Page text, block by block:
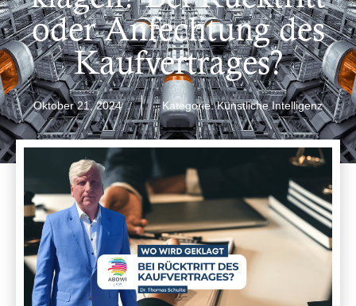
oder Anfechtung des
Kaufvertrages?
Oktober 21, 2024 Kategorie: Künstliche Intelligenz